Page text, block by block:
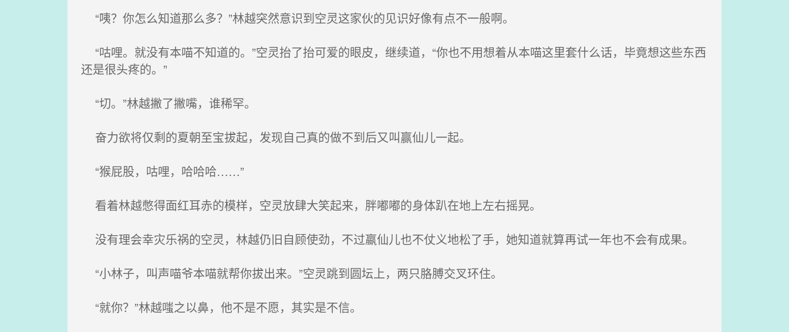
“咦？你怎么知道那么多？”林越突然意识到空灵这家伙的见识好像有点不一般啊。
“咕哩。就没有本喵不知道的。”空灵抬了抬可爱的眼皮，继续道，“你也不用想着从本喵这里套什么话，毕竟想这些东西
还是很头疼的。”
“切。”林越撇了撇嘴，谁稀罕。
奋力欲将仅剩的夏朝至宝拔起，发现自己真的做不到后又叫赢仙儿一起。
“猴屁股，咕哩，哈哈哈……”
看着林越憋得面红耳赤的模样，空灵放肆大笑起来，胖嘟嘟的身体趴在地上左右摇晃。
没有理会幸灾乐祸的空灵，林越仍旧自顾使劲，不过嬴仙儿也不仗义地松了手，她知道就算再试一年也不会有成果。
“小林子，叫声喵爷本喵就帮你拔出来。”空灵跳到圆坛上，两只胳膊交叉环住。
“就你？”林越嗤之以鼻，他不是不愿，其实是不信。